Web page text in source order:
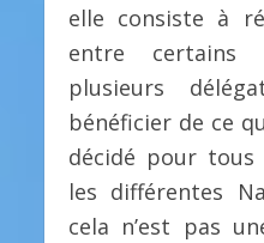
elle consiste à
entre certains
plusieurs
bénéficier de ce
décidé pour tous
les différentes
cela n’est pas